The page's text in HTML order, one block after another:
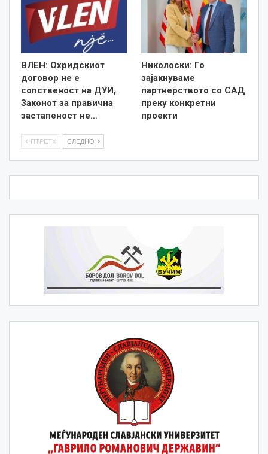
ВЛЕН: Охридскиот
договор не е
сопственост на ДУИ,
Законот за правична
застапеност не…
Николоски: Го
зајакнуваме
партнерството со САД
преку конкретни
проекти
ПТРЕТХ СЛЕДНО